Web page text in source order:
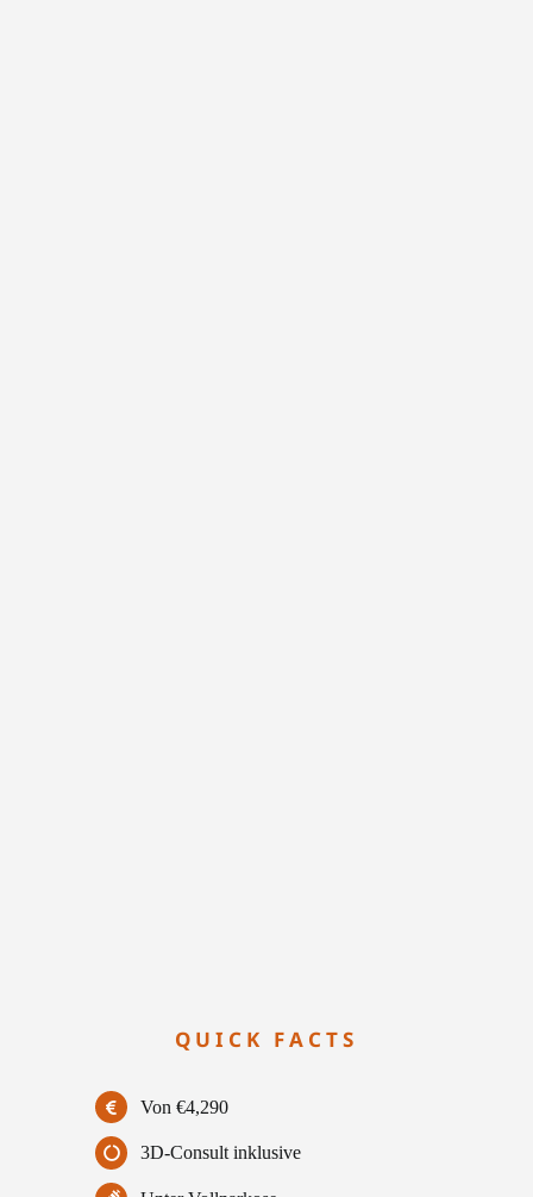
QUICK FACTS
Von €4,290
3D-Consult inklusive